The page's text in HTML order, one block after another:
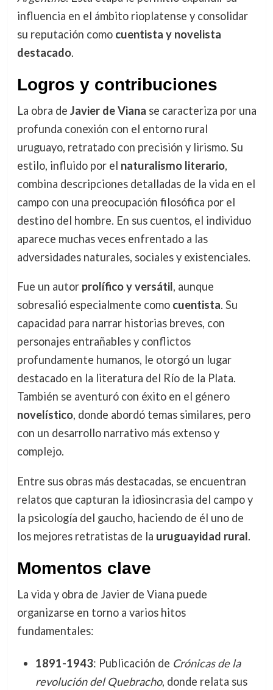
influencia en el ámbito rioplatense y consolidar
su reputación como cuentista y novelista
destacado.
Logros y contribuciones
La obra de Javier de Viana se caracteriza por una
profunda conexión con el entorno rural
uruguayo, retratado con precisión y lirismo. Su
estilo, influido por el naturalismo literario,
combina descripciones detalladas de la vida en el
campo con una preocupación filosófica por el
destino del hombre. En sus cuentos, el individuo
aparece muchas veces enfrentado a las
adversidades naturales, sociales y existenciales.
Fue un autor prolífico y versátil, aunque
sobresalió especialmente como cuentista. Su
capacidad para narrar historias breves, con
personajes entrañables y conflictos
profundamente humanos, le otorgó un lugar
destacado en la literatura del Río de la Plata.
También se aventuró con éxito en el género
novelístico, donde abordó temas similares, pero
con un desarrollo narrativo más extenso y
complejo.
Entre sus obras más destacadas, se encuentran
relatos que capturan la idiosincrasia del campo y
la psicología del gaucho, haciendo de él uno de
los mejores retratistas de la uruguayidad rural.
Momentos clave
La vida y obra de Javier de Viana puede
organizarse en torno a varios hitos
fundamentales:
1891-1943: Publicación de Crónicas de la
revolución del Quebracho, donde relata sus